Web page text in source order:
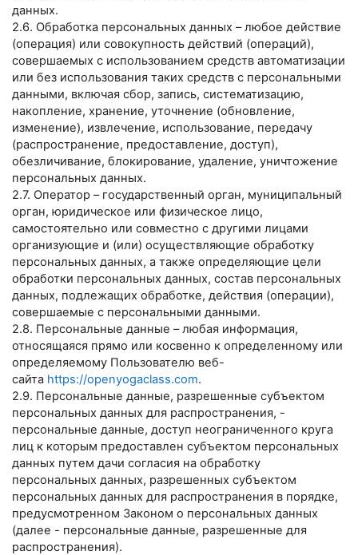
данных.
2.6. Обработка персональных данных – любое действие
(операция) или совокупность действий (операций),
совершаемых с использованием средств автоматизации
или без использования таких средств с персональными
данными, включая сбор, запись, систематизацию,
накопление, хранение, уточнение (обновление,
изменение), извлечение, использование, передачу
(распространение, предоставление, доступ),
обезличивание, блокирование, удаление, уничтожение
персональных данных.
2.7. Оператор – государственный орган, муниципальный
орган, юридическое или физическое лицо,
самостоятельно или совместно с другими лицами
организующие и (или) осуществляющие обработку
персональных данных, а также определяющие цели
обработки персональных данных, состав персональных
данных, подлежащих обработке, действия (операции),
совершаемые с персональными данными.
2.8. Персональные данные – любая информация,
относящаяся прямо или косвенно к определенному или
определяемому Пользователю веб-
сайта https://openyogaclass.com.
2.9. Персональные данные, разрешенные субъектом
персональных данных для распространения, -
персональные данные, доступ неограниченного круга
лиц к которым предоставлен субъектом персональных
данных путем дачи согласия на обработку
персональных данных, разрешенных субъектом
персональных данных для распространения в порядке,
предусмотренном Законом о персональных данных
(далее - персональные данные, разрешенные для
распространения).